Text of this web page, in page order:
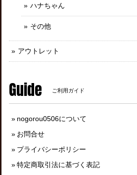
ハナちゃん
その他
アウトレット
Guide ご利用ガイド
nogorou0506について
お問合せ
プライバシーポリシー
特定商取引法に基づく表記